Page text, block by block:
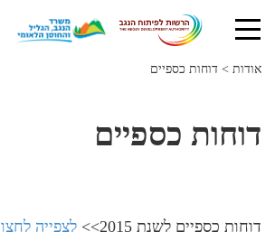
אודות > דוחות כספיים
דוחות כספיים
דוחות כספיים לשנת 2015>> לצפייה לחצו